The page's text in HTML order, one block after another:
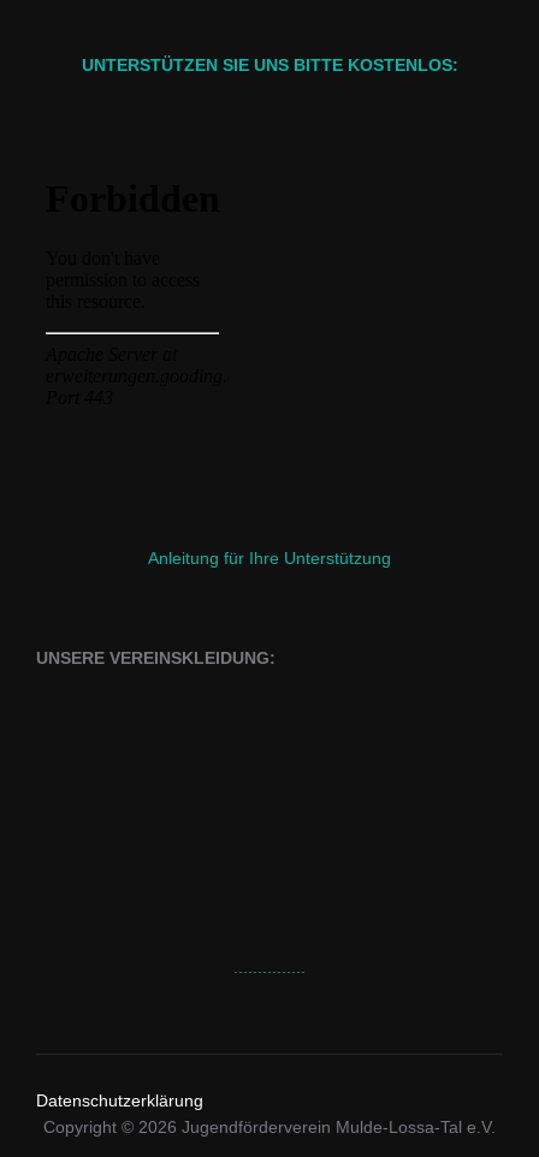
UNTERSTÜTZEN SIE UNS BITTE KOSTENLOS:
Anleitung für Ihre Unterstützung
UNSERE VEREINSKLEIDUNG:
...............
Datenschutzerklärung
Copyright © 2026 Jugendförderverein Mulde-Lossa-Tal e.V.